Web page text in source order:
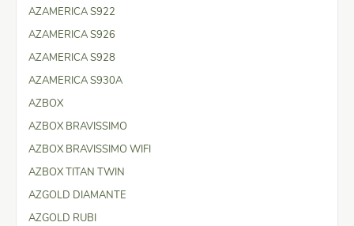
AZAMERICA S922
AZAMERICA S926
AZAMERICA S928
AZAMERICA S930A
AZBOX
AZBOX BRAVISSIMO
AZBOX BRAVISSIMO WIFI
AZBOX TITAN TWIN
AZGOLD DIAMANTE
AZGOLD RUBI